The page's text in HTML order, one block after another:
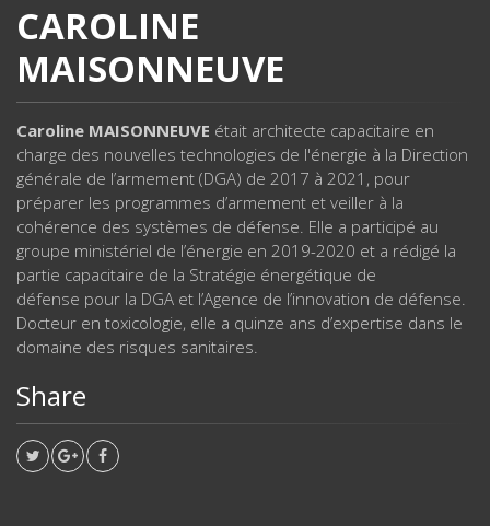
CAROLINE
MAISONNEUVE
Caroline MAISONNEUVE était architecte capacitaire en
charge des nouvelles technologies de l'énergie à la Direction
générale de l’armement (DGA) de 2017 à 2021, pour
préparer les programmes d’armement et veiller à la
cohérence des systèmes de défense. Elle a participé au
groupe ministériel de l’énergie en 2019-2020 et a rédigé la
partie capacitaire de la Stratégie énergétique de
défense pour la DGA et l’Agence de l’innovation de défense.
Docteur en toxicologie, elle a quinze ans d’expertise dans le
domaine des risques sanitaires.
Share